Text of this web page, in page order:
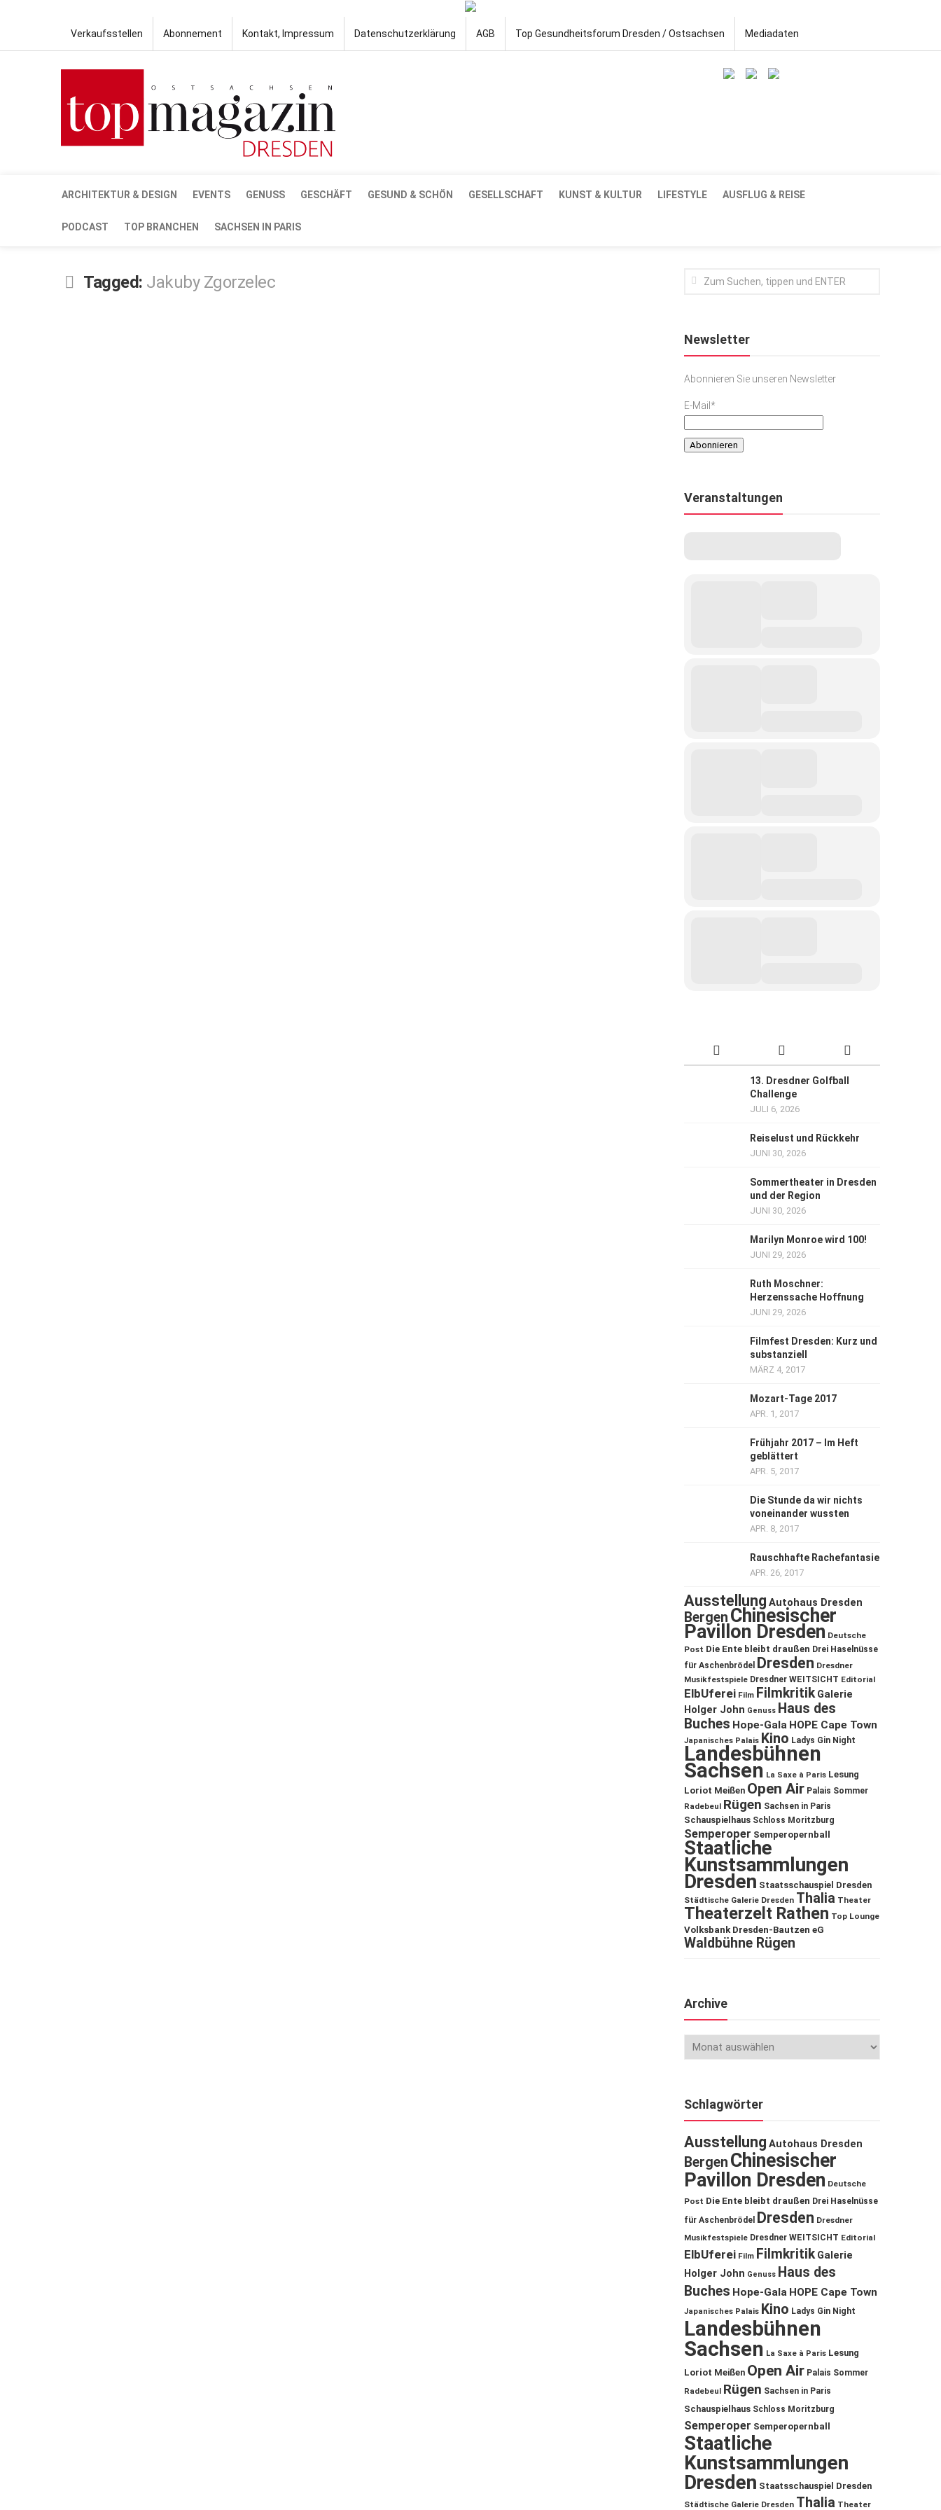
Verkaufsstellen Abonnement Kontakt, Impressum Datenschutzerklärung AGB Top Gesundheitsforum Dresden / Ostsachsen Mediadaten
ARCHITEKTUR & DESIGN EVENTS GENUSS GESCHÄFT GESUND & SCHÖN GESELLSCHAFT KUNST & KULTUR LIFESTYLE AUSFLUG & REISE
PODCAST TOP BRANCHEN SACHSEN IN PARIS
Tagged: Jakuby Zgorzelec
Newsletter
Abonnieren Sie unseren Newsletter
E-Mail*
Veranstaltungen
13. Dresdner Golfball
Challenge
JULI 6, 2026
Reiselust und Rückkehr
JUNI 30, 2026
Sommertheater in Dresden
und der Region
JUNI 30, 2026
Marilyn Monroe wird 100!
JUNI 29, 2026
Ruth Moschner:
Herzenssache Hoffnung
JUNI 29, 2026
Filmfest Dresden: Kurz und
substanziell
MÄRZ 4, 2017
Mozart-Tage 2017
APR. 1, 2017
Frühjahr 2017 – Im Heft
geblättert
APR. 5, 2017
Die Stunde da wir nichts
voneinander wussten
APR. 8, 2017
Rauschhafte Rachefantasie
APR. 26, 2017
Ausstellung Autohaus Dresden
Bergen Chinesischer
Pavillon Dresden Deutsche
Post Die Ente bleibt draußen Drei Haselnüsse
für Aschenbrödel
Dresden Dresdner
Musikfestspiele Dresdner WEITSICHT Editorial
ElbUferei Film Filmkritik Galerie
Holger John Genuss Haus des
Buches Hope-Gala HOPE Cape Town
Japanisches Palais Kino Ladys Gin Night
Landesbühnen
Sachsen La Saxe à Paris Lesung
Loriot Meißen Open Air Palais Sommer
Radebeul Rügen Sachsen in Paris
Schauspielhaus Schloss Moritzburg
Semperoper Semperopernball
Staatliche
Kunstsammlungen
Dresden Staatsschauspiel Dresden
Städtische Galerie Dresden Thalia Theater
Theaterzelt Rathen Top Lounge
Volksbank Dresden-Bautzen eG
Waldbühne Rügen
Archive
Schlagwörter
Ausstellung Autohaus Dresden
Bergen Chinesischer
Pavillon Dresden Deutsche
Post Die Ente bleibt draußen Drei Haselnüsse
für Aschenbrödel
Dresden Dresdner
Musikfestspiele Dresdner WEITSICHT Editorial
ElbUferei Film Filmkritik Galerie
Holger John Genuss Haus des
Buches Hope-Gala HOPE Cape Town
Japanisches Palais Kino Ladys Gin Night
Landesbühnen
Sachsen La Saxe à Paris Lesung
Loriot Meißen Open Air Palais Sommer
Radebeul Rügen Sachsen in Paris
Schauspielhaus Schloss Moritzburg
Semperoper Semperopernball
Staatliche
Kunstsammlungen
Dresden Staatsschauspiel Dresden
Städtische Galerie Dresden Thalia Theater